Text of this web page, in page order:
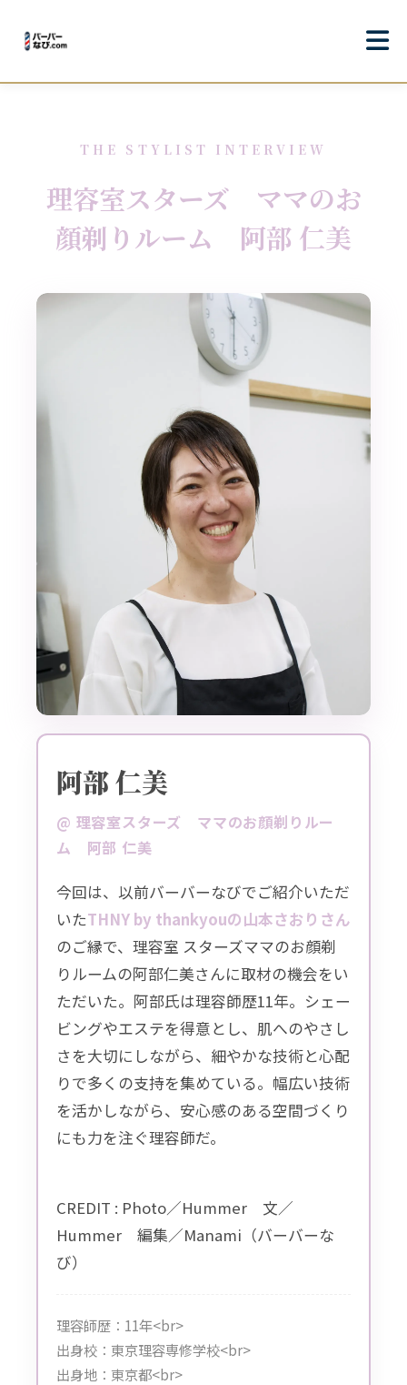
THE STYLIST INTERVIEW
理容室スターズ ママのお
顔剃りルーム 阿部 仁美
阿部 仁美
@ 理容室スターズ ママのお顔剃りルー
ム 阿部 仁美
今回は、以前バーバーなびでご紹介いただ
いたTHNY by thankyouの山本さおりさん
のご縁で、理容室 スターズママのお顔剃
りルームの阿部仁美さんに取材の機会をい
ただいた。阿部氏は理容師歴11年。シェー
ビングやエステを得意とし、肌へのやさし
さを大切にしながら、細やかな技術と心配
りで多くの支持を集めている。幅広い技術
を活かしながら、安心感のある空間づくり
にも力を注ぐ理容師だ。
CREDIT : Photo／Hummer 文／
Hummer 編集／Manami（バーバーな
び）
理容師歴：11年<br>
出身校：東京理容専修学校<br>
出身地：東京都<br>